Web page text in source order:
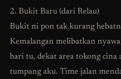
2. Bukit Baru (dari Relau)
Bukit ni pon tak kurang
Kemalangan melibatkan
hari tu, dekat area tokong cina
tumpang aku. Time jalan